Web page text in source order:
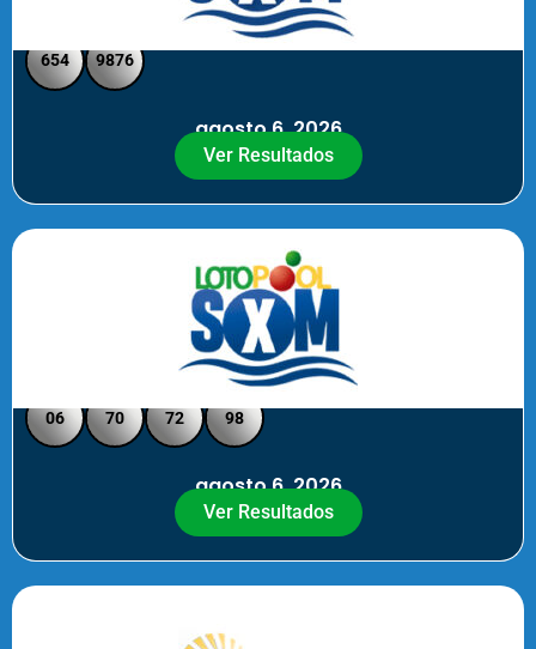
SXM Noche - Pick 3 Pick 4
654 9876
agosto 6, 2026
Ver Resultados
Loto Pool SXM Noche
06 70 72 98
agosto 6, 2026
Ver Resultados